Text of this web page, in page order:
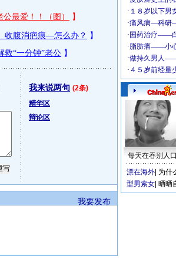
我来说两句 (2条)
精华区
辩论区
我要发布
每天在吞别人
漂在海外 为什
型男索女 晒晒